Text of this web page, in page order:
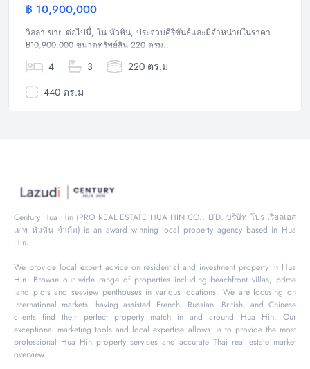
฿ 10,900,000
วิลล่า ขาย ต่อไปนี้, ใน หัวหิน, ประจวบคีรีขันธ์และมีจำหน่ายในราคา
฿10,900,000 ขนาดทรัพย์สิน 220 ตรม...
4 3
220 ตร.ม
440 ตร.ม
Century Hua Hin (PRO REAL ESTATE HUA HIN CO., LTD. บริษัท โปร เรียลเอส
เตท หัวหิน จำกัด) is an award winning local property agency based in Hua
Hin.
We provide local expert advice on residential and investment property in Hua
Hin. Browse our wide range of properties including beachfront villas, prime
land plots and seaview penthouses in various locations. We are focusing on
International markets, having assisted French, Russian, British, and Chinese
clients find their perfect property match in and around Hua Hin. Our
exceptional marketing tools and local expertise allows us to provide the most
professional Hua Hin property services and accurate Thai real estate market
overview.